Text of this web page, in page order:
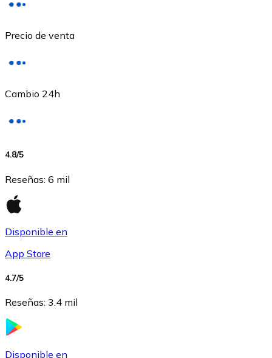
Precio de venta
Cambio 24h
4.8/5
Reseñas: 6 mil
Disponible en
App Store
4.7/5
Reseñas: 3.4 mil
Disponible en